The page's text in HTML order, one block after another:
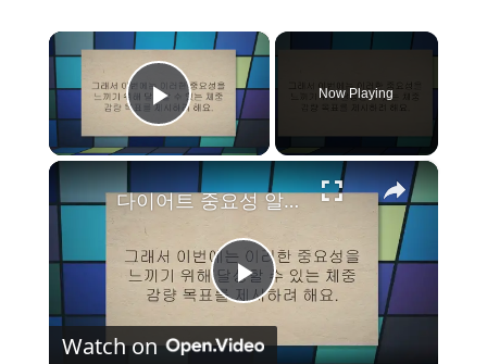
×
Play Video
Now Playing
×
P
다이어트 중요성 알고 날씬한 몸매를 유지하기!
Watch on